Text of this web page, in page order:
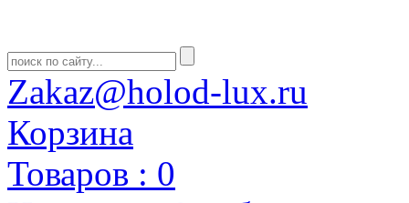
Zakaz@holod-lux.ru
Корзина
Товаров : 0